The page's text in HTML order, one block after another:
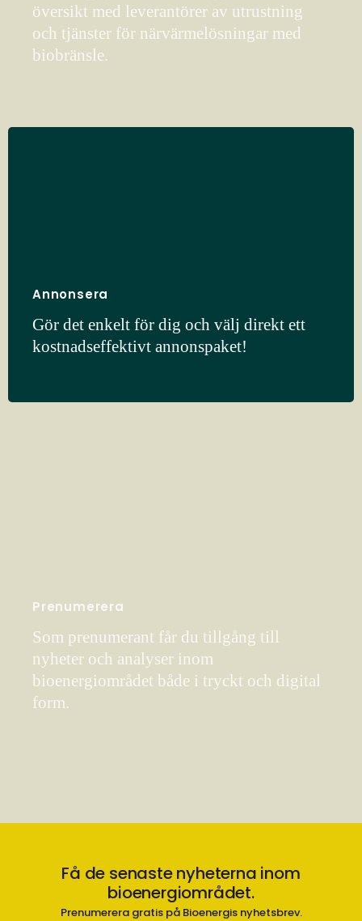
översikt med leverantörer av utrustning
och tjänster för närvärmelösningar med
biobränsle.
Annonsera
Gör det enkelt för dig och välj direkt ett
kostnadseffektivt annonspaket!
Prenumerera
Som prenumerant får du tillgång till
nyheter och analyser inom
bioenergiområdet både i tryckt och digital
form.
Få de senaste nyheterna inom
bioenergiområdet.
Prenumerera gratis på Bioenergis nyhetsbrev.